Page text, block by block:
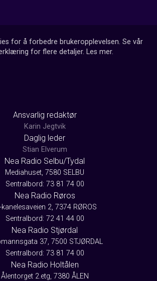
for å forbedre brukeropplevelsen. Se vår
for flere detaljer. Les mer.
Ansvarlig redaktør
Karin Jegtvik
Daglig leder
Stian Elverum
Nea Radio Selbu/Tydal
Mediahuset, 7580 SELBU
Sentralbord: 73 81 74 00
Nea Radio Røros
kanelesaveien 2, 7374 RØROS
Sentralbord: 72 41 44 00
Nea Radio Stjørdal
37, 7500 STJØRDAL
Sentralbord: 73 81 74 00
Nea Radio Holtålen
Ålentorget 2.etg, 7380 ÅLEN